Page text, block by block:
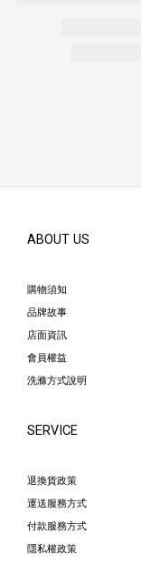
ABOUT US
購物須知
品牌故事
店面資訊
會員權益
洗滌方式說明
SERVICE
退換貨政策
運送服務方式
付款服務方式
隱私權政策